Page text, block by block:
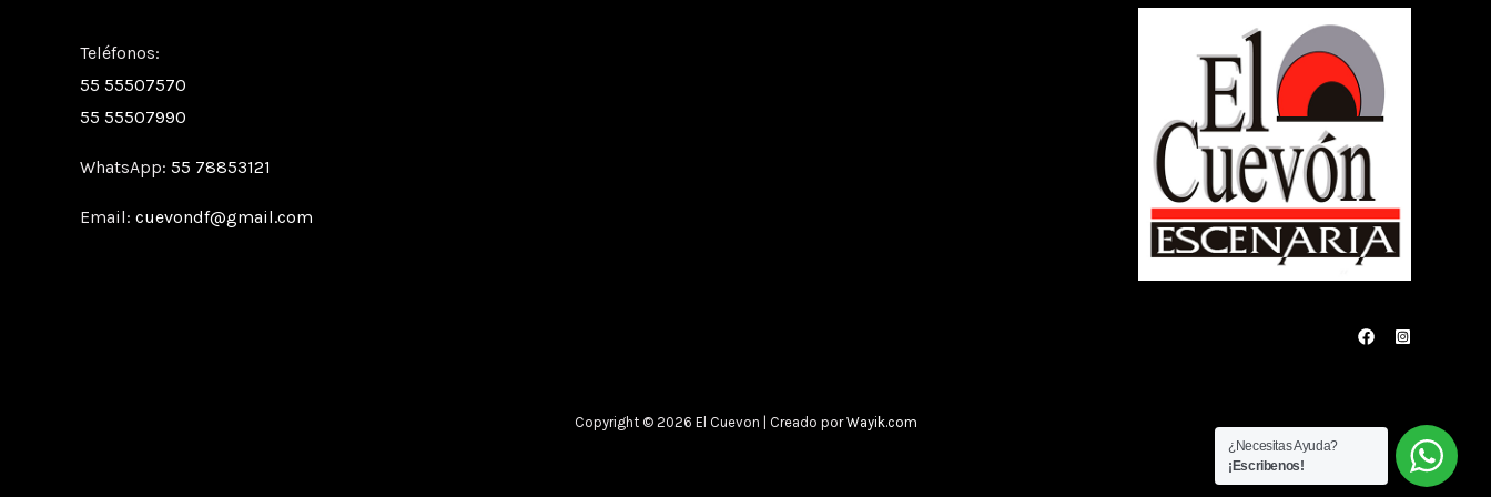
Teléfonos:
55 55507570
55 55507990
WhatsApp: 55 78853121
Email: cuevondf@gmail.com
Copyright © 2026 El Cuevon | Creado porWayik.com
¿Necesitas Ayuda?
¡Escribenos!